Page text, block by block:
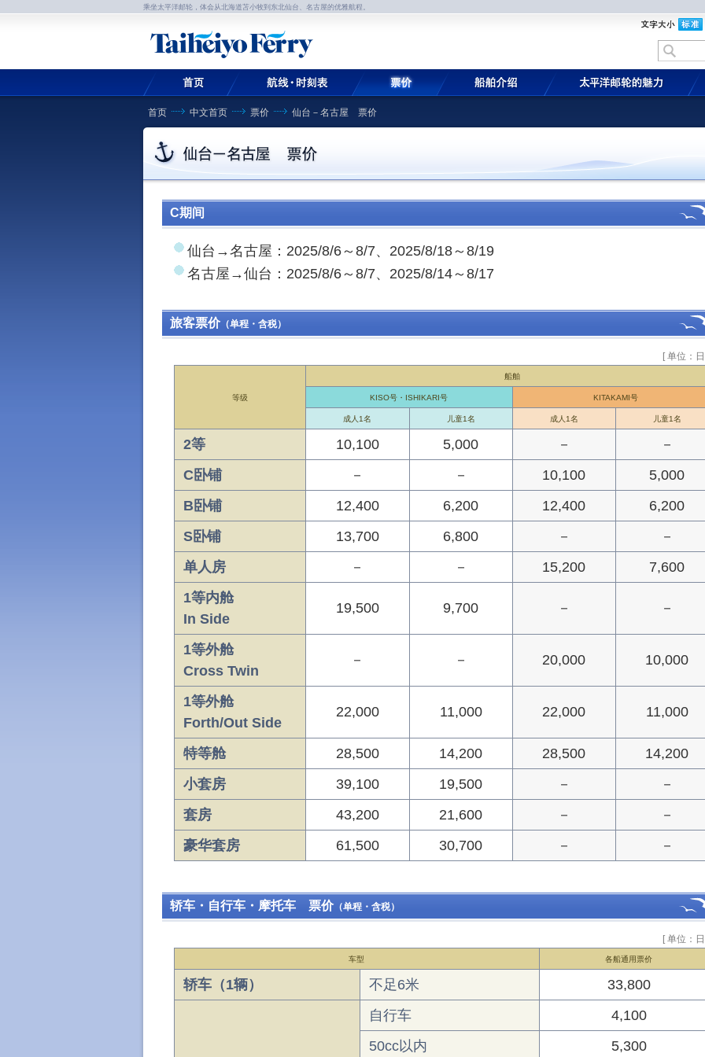
乘坐太平洋邮轮，体会从北海道苫小牧到东北仙台、名古屋的优雅航程。
首页 中文首页 票价 仙台－名古屋 票价
C期间
仙台→名古屋：2025/8/6～8/7、2025/8/18～8/19
名古屋→仙台：2025/8/6～8/7、2025/8/14～8/17
旅客票价（单程・含税）
[ 单位：
等级
船舶
KISO号・ISHIKARI号 KITAKAMI号
成人1名 儿童1名 成人1名 儿童1名
2等 10,100 5,000 －
－
C卧铺
－ － 10,100
5,000
B卧铺
12,400 6,200 12,400
6,200
S卧铺
13,700 6,800 －
－
单人房
－ － 15,200
7,600
1等内舱
In Side
19,500 9,700 － －
1等外舱
Cross Twin
－ － 20,000 10,000
1等外舱
Forth/Out Side
22,000 11,000 22,000 11,000
特等舱 28,500 14,200 28,500
14,200
小套房
39,100 19,500 －
－
套房
43,200 21,600 －
－
豪华套房
61,500 30,700 － －
轿车・自行车・摩托车 票价（单程・含税）
[ 单位：
车型 各船通用票价
轿车（1辆） 不足6米
33,800
自行车
4,100
50cc以内
5,300